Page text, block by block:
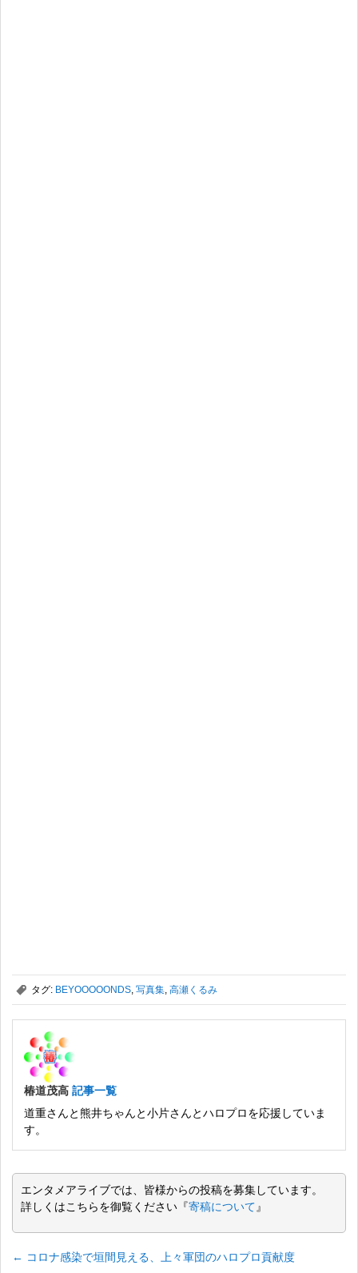
, タグ: BEYOOOOONDS 写真集 高瀬くるみ
椿道茂高 記事一覧
道重さんと熊井ちゃんと小片さんとハロプロを応援していま
す。
エンタメアライブでは、皆様からの投稿を募集しています。
詳しくはこちらを御覧ください『寄稿について 』
← コロナ感染で垣間見える、上々軍団のハロプロ貢献度